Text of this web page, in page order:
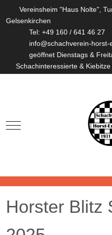
Vereinsheim "Haus Nolte",
Gelsenkirchen
Tel: +49 160 / 641 46 27
info@schachverein-
geöffnet Dienstags &
Schachinteressierte &
Mobile Menu Toggle
Horster Blitz